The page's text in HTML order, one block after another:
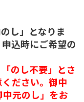
し」となりま
込時にご希望の
のし不要」とさ
ださい。御中
元のし」をお